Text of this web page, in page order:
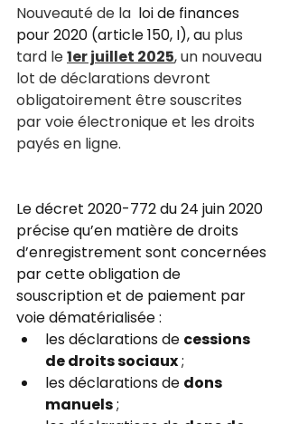
Nouveauté de la loi de finances
pour 2020 (article 150, I), au plus
tard le 1er juillet 2025, un nouveau
lot de déclarations devront
obligatoirement être souscrites
par voie électronique et les droits
payés en ligne.
Le décret 2020-772 du 24 juin 2020
précise qu’en matière de droits
d’enregistrement sont concernées
par cette obligation de
souscription et de paiement par
voie dématérialisée :
les déclarations de cessions
de droits sociaux ;
les déclarations de dons
manuels ;